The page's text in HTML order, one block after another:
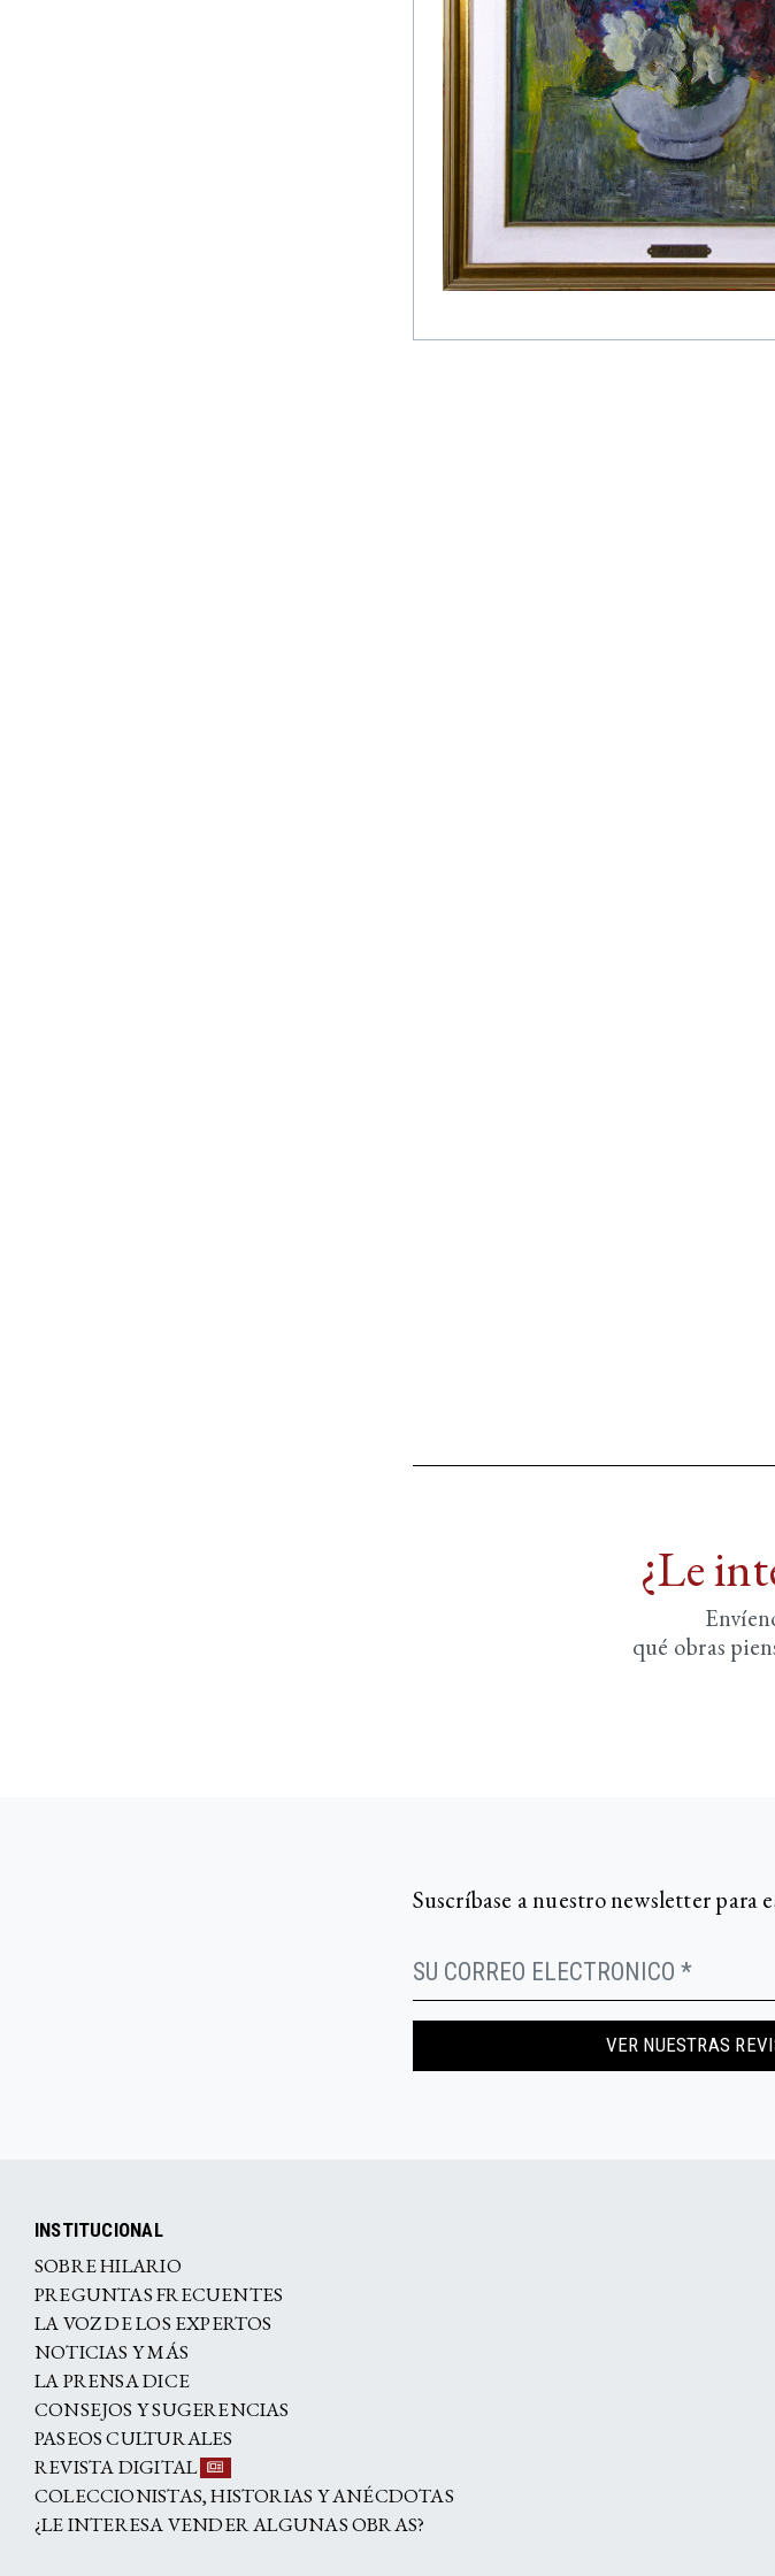
¿Le
qué obras
Suscríbase a nuestro newsletter para
VER NUESTRAS
INSTITUCIONAL
SOBRE HILARIO
PREGUNTAS FRECUENTES
LA VOZ DE LOS EXPERTOS
NOTICIAS Y MÁS
LA PRENSA DICE
CONSEJOS Y SUGERENCIAS
PASEOS CULTURALES
REVISTA DIGITAL
COLECCIONISTAS, HISTORIAS Y ANÉCDOTAS
¿LE INTERESA VENDER ALGUNAS OBRAS?